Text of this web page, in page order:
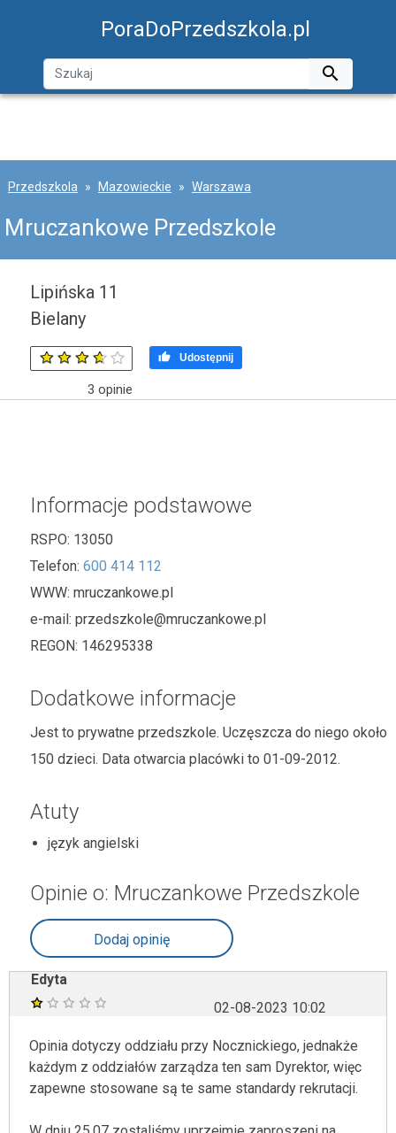
PoraDoPrzedszkola.pl

Przedszkola Mazowieckie Warszawa
Mruczankowe Przedszkole
Lipińska 11
Bielany
3 opinie
 Udostępnij
Informacje podstawowe
RSPO: 13050
Telefon: 600 414 112
WWW: mruczankowe.pl
e-mail: przedszkole@mruczankowe.pl
REGON: 146295338
Dodatkowe informacje
Jest to prywatne przedszkole. Uczęszcza do niego około
150 dzieci. Data otwarcia placówki to 01-09-2012.
Atuty
język angielski
Opinie o: Mruczankowe Przedszkole
Dodaj opinię
Edyta
02-08-2023 10:02
Opinia dotyczy oddziału przy Nocznickiego, jednakże
każdym z oddziałów zarządza ten sam Dyrektor, więc
zapewne stosowane są te same standardy rekrutacji.